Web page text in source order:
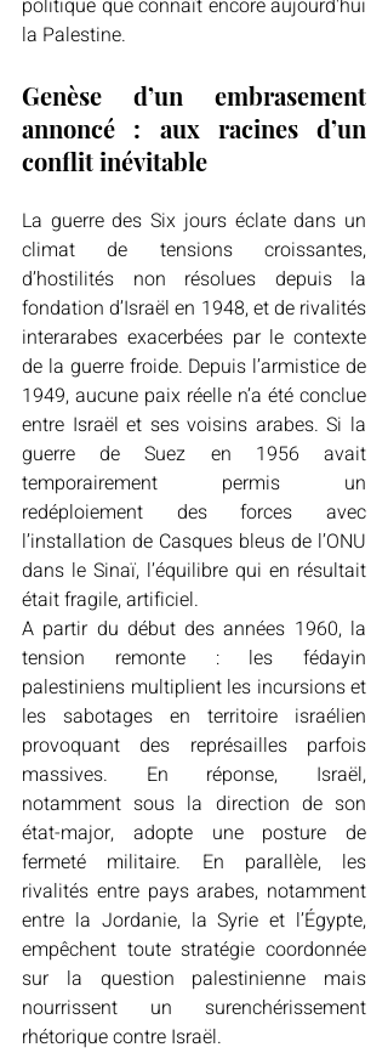
politique que connaît encore aujourd'hui
la Palestine.
Genèse d’un embrasement
annoncé : aux racines d’un
conflit inévitable
La guerre des Six jours éclate dans un
climat de tensions croissantes,
d’hostilités non résolues depuis la
fondation d’Israël en 1948, et de rivalités
interarabes exacerbées par le contexte
de la guerre froide. Depuis l’armistice de
1949, aucune paix réelle n’a été conclue
entre Israël et ses voisins arabes. Si la
guerre de Suez en 1956 avait
temporairement permis un
redéploiement des forces avec
l’installation de Casques bleus de l’ONU
dans le Sinaï, l’équilibre qui en résultait
était fragile, artificiel.
A partir du début des années 1960, la
tension remonte : les fédayin
palestiniens multiplient les incursions et
les sabotages en territoire israélien
provoquant des représailles parfois
massives. En réponse, Israël,
notamment sous la direction de son
état-major, adopte une posture de
fermeté militaire. En parallèle, les
rivalités entre pays arabes, notamment
entre la Jordanie, la Syrie et l’Égypte,
empêchent toute stratégie coordonnée
sur la question palestinienne mais
nourrissent un surenchérissement
rhétorique contre Israël.